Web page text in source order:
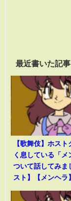
最近書いた記事
【歌舞伎】ホス
く息している「メ
ついて話してみま
スト】【メンヘラ】